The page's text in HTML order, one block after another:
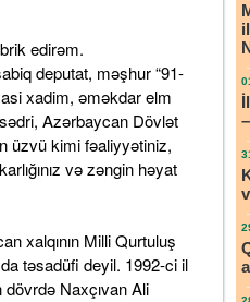
edirəm.
deputat, məşhur “91-
xadim, əməkdar elm
Azərbaycan Dövlət
üzvü kimi fəaliyyətiniz,
və zəngin həyat
xalqının Milli Qurtuluş
da təsadüfi deyil. 1992-ci il
dövrdə Naxçıvan Ali